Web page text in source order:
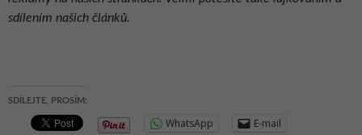
sdílením našich článků.
SDÍLEJTE, PROSÍM:
WhatsApp
E-mail